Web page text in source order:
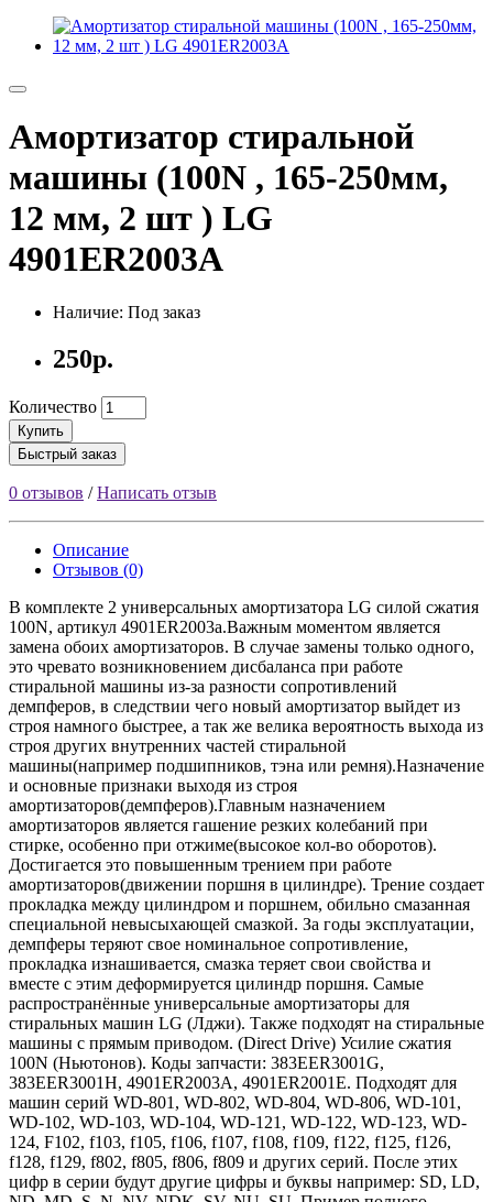
Амортизатор стиральной
машины (100N , 165-250мм,
12 мм, 2 шт ) LG
4901ER2003A
Наличие: Под заказ
250р.
Количество
Купить
Быстрый заказ
0 отзывов /Написать отзыв
Описание
Отзывов (0)
В комплекте 2 универсальных амортизатора LG силой сжатия
100N, артикул 4901ER2003a.Важным моментом является
замена обоих амортизаторов. В случае замены только одного,
это чревато возникновением дисбаланса при работе
стиральной машины из-за разности сопротивлений
демпферов, в следствии чего новый амортизатор выйдет из
строя намного быстрее, а так же велика вероятность выхода из
строя других внутренних частей стиральной
машины(например подшипников, тэна или ремня).Назначение
и основные признаки выходя из строя
амортизаторов(демпферов).Главным назначением
амортизаторов является гашение резких колебаний при
стирке, особенно при отжиме(высокое кол-во оборотов).
Достигается это повышенным трением при работе
амортизаторов(движении поршня в цилиндре). Трение создает
прокладка между цилиндром и поршнем, обильно смазанная
специальной невысыхающей смазкой. За годы эксплуатации,
демпферы теряют свое номинальное сопротивление,
прокладка изнашивается, смазка теряет свои свойства и
вместе с этим деформируется цилиндр поршня. Самые
распространённые универсальные амортизаторы для
стиральных машин LG (Лджи). Также подходят на стиральные
машины с прямым приводом. (Direct Drive) Усилие сжатия
100N (Ньютонов). Коды запчасти: 383EER3001G,
383EER3001H, 4901ER2003A, 4901ER2001E. Подходят для
машин серий WD-801, WD-802, WD-804, WD-806, WD-101,
WD-102, WD-103, WD-104, WD-121, WD-122, WD-123, WD-
124, F102, f103, f105, f106, f107, f108, f109, f122, f125, f126,
f128, f129, f802, f805, f806, f809 и других серий. После этих
цифр в серии будут другие цифры и буквы например: SD, LD,